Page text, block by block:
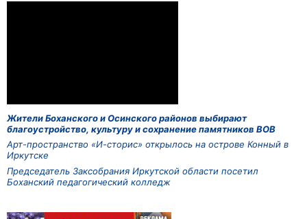
Жители Боханского и Осинского районов выбирают
благоустройство, культуру и сохранение памятников ВОВ
Арт-пространство «И-сторис» открылось на острове Конный в
Иркутске
Председатель Заксобрания Иркутской области посетил
Боханский педагогический колледж